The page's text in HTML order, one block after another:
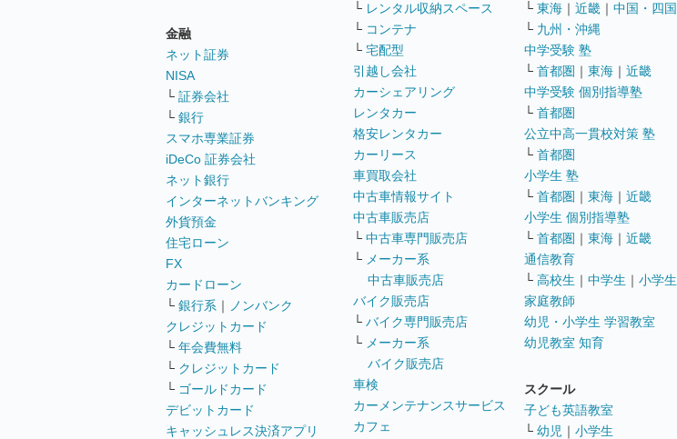
金融
ネット証券
NISA
└ 証券会社
└ 銀行
スマホ専業証券
iDeCo 証券会社
ネット銀行
インターネットバンキング
外貨預金
住宅ローン
FX
カードローン
└ 銀行系 ｜
ノンバンク
クレジットカード
└ 年会費無料
└ クレジットカード
└ ゴールドカード
デビットカード
キャッシュレス決済アプリ
└ レンタル収納スペース
└ コンテナ
└ 宅配型
引越し会社
カーシェアリング
レンタカー
格安レンタカー
カーリース
車買取会社
中古車情報サイト
中古車販売店
└ 中古車専門販売店
└ メーカー系
中古車販売店
バイク販売店
└ バイク専門販売店
└ メーカー系
バイク販売店
車検
カーメンテナンスサービス
カフェ
└ 東海 ｜ 近畿 ｜ 中国・四国
└ 九州・沖縄
中学受験 塾
└ 首都圏 ｜ 東海 ｜ 近畿
中学受験 個別指導塾
└ 首都圏
公立中高一貫校対策 塾
└ 首都圏
小学生 塾
└ 首都圏 ｜ 東海 ｜ 近畿
小学生 個別指導塾
└ 首都圏 ｜ 東海 ｜ 近畿
通信教育
└ 高校生 ｜ 中学生 ｜ 小学生
家庭教師
幼児・小学生 学習教室
幼児教室 知育
スクール
子ども英語教室
└ 幼児 ｜ 小学生